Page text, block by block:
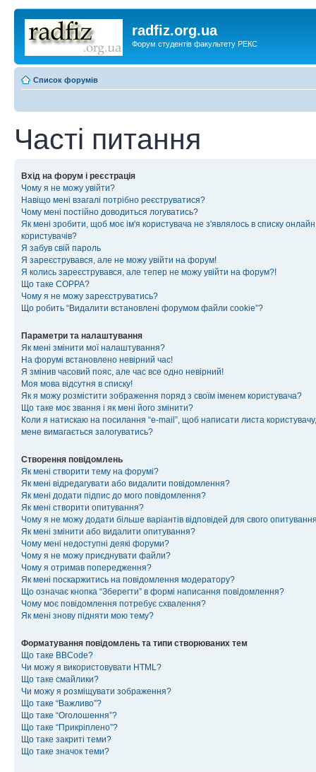
radfiz.org.ua
Форум студентів факультету РЕКС
Список форумів
Часті питання
Вхід на форум і реєстрація
Чому я не можу увійти?
Навіщо мені взагалі потрібно реєструватися?
Чому мені постійно доводиться логуватись?
Як мені зробити, щоб моє ім'я користувача не з'являлось в списку онлайн
користувачів?
Я забув свій пароль
Я зареєструвався, але не можу увійти на форум!
Я колись зареєструвався, але тепер не можу увійти на форум?!
Що таке COPPA?
Чому я не можу зареєструватись?
Що робить “Видалити встановлені форумом файли cookie”?
Параметри та налаштування
Як мені змінити мої налаштування?
На форумі встановлено невірний час!
Я змінив часовий пояс, але час все одно невірний!
Моя мова відсутня в списку!
Як я можу розмістити зображення поряд з своїм іменем користувача?
Що таке моє звання і як мені його змінити?
Коли я натискаю на посилання “e-mail”, щоб написати листа користувачу,
мене вимагається залогуватись?
Створення повідомлень
Як мені створити тему на форумі?
Як мені відредагувати або видалити повідомлення?
Як мені додати підпис до мого повідомлення?
Як мені створити опитування?
Чому я не можу додати більше варіантів відповідей для свого
Як мені змінити або видалити опитування?
Чому мені недоступні деякі форуми?
Чому я не можу приєднувати файли?
Чому я отримав попередження?
Як мені поскаржитись на повідомлення модератору?
Що означає кнопка “Зберегти” в формі написання повідомлення?
Чому моє повідомлення потребує схвалення?
Як мені знову підняти мою тему?
Форматування повідомлень та типи створюваних тем
Що таке BBCode?
Чи можу я використовувати HTML?
Що таке смайлики?
Чи можу я розміщувати зображення?
Що таке “Важливо”?
Що таке “Оголошення”?
Що таке “Прикріплено”?
Що таке закриті теми?
Що таке значок теми?